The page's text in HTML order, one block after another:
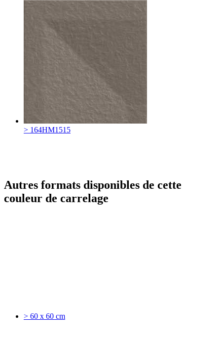
> 164HM1515
Autres formats disponibles de cette
couleur de carrelage
> 60 x 60 cm